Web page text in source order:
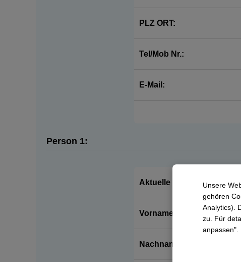
PLZ ORT:
Tel/Mob Nr.:
E-Mail:
Person 1:
Aktuelle Krankenkasse
Vorname:
Nachname:
Unsere
gehören
Analytics).
zu. Für
anpassen".